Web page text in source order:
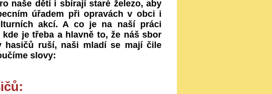
naše děti i sbírají staré železo, aby
úřadem při opravách v obci i
akcí. A co je na naší práci
je třeba a hlavně to, že náš sbor
hasičů ruší, naši mladí se mají čile
slovy: